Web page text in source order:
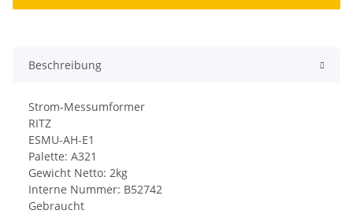
Beschreibung
Strom-Messumformer
RITZ
ESMU-AH-E1
Palette: A321
Gewicht Netto: 2kg
Interne Nummer: B52742
Gebraucht